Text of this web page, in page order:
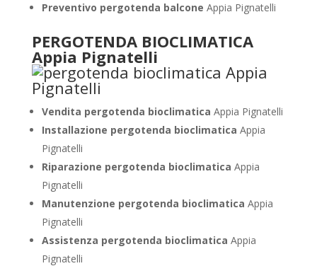
Preventivo pergotenda balcone Appia Pignatelli
PERGOTENDA BIOCLIMATICA
Appia Pignatelli
Vendita pergotenda bioclimatica Appia Pignatelli
Installazione pergotenda bioclimatica Appia
Pignatelli
Riparazione pergotenda bioclimatica Appia
Pignatelli
Manutenzione pergotenda bioclimatica Appia
Pignatelli
Assistenza pergotenda bioclimatica Appia
Pignatelli